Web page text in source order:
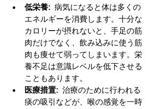
低栄養: 病気になると体は多くの
エネルギーを消費します。十分な
カロリーが摂れないと、手足の筋
肉だけでなく、飲み込みに使う筋
肉も痩せて弱ってしまいます。栄
養不足は意識レベルを低下させる
こともあります。
医療措置: 治療のために行われる
痰の吸引などが、喉の感覚を一時